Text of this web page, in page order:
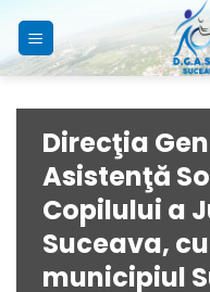
content
Direcţia
Asistenţă
Copilului a
Suceava,
municipiul